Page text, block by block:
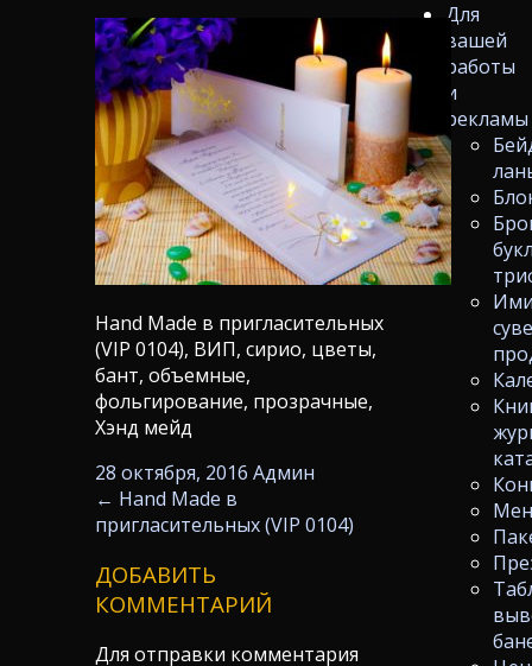
Для
вашей
работы
и
рекламы
Hand Made в пригласительных
(VIP 0104), ВИП, сирио, цветы,
бант, объемные,
фольгирование, прозрачные,
Хэнд мейд
28 октября, 2016 Админ
← Hand Made в
пригласительных (VIP 0104)
ДОБАВИТЬ
КОММЕНТАРИЙ
Для отправки комментария